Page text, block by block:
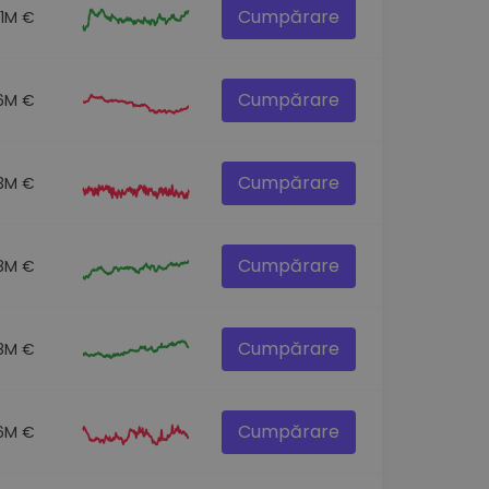
€ Cumpărare
€ Cumpărare
€ Cumpărare
€ Cumpărare
€ Cumpărare
€ Cumpărare